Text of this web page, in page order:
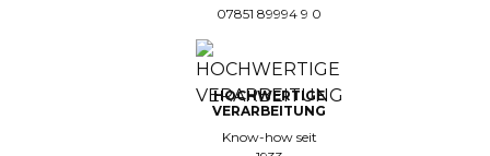
07851 89994 9 0
HOCHWERTIGE
VERARBEITUNG
Know-how seit